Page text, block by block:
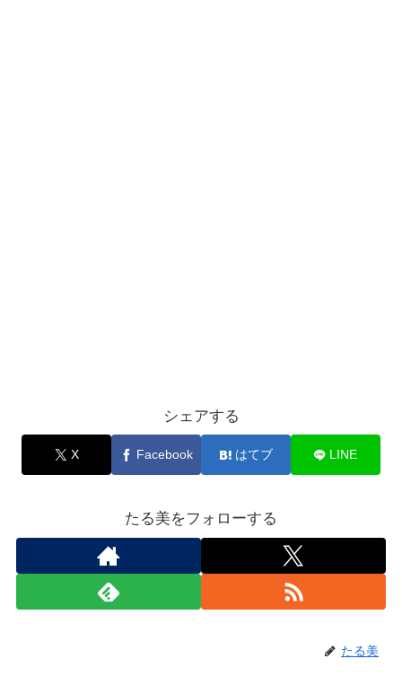
シェアする
X Facebook はてブ LINE
たる美をフォローする
たる美